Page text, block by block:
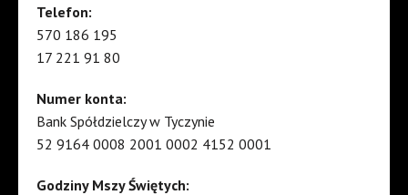
Telefon:
570 186 195
17 221 91 80
Numer konta:
Bank Spółdzielczy w Tyczynie
52 9164 0008 2001 0002 4152 0001
Godziny Mszy Świętych: